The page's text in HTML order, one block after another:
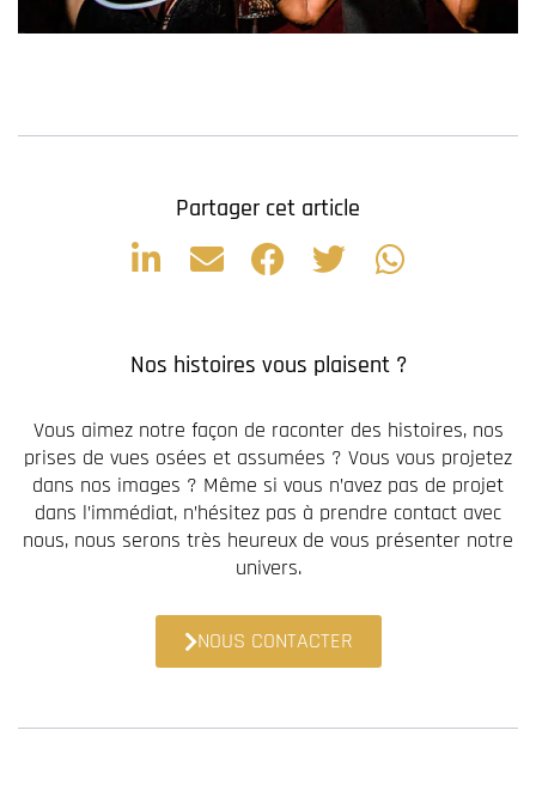
Partager cet article
Nos histoires vous plaisent ?
Vous aimez notre façon de raconter des histoires, nos
prises de vues osées et assumées ? Vous vous projetez
dans nos images ? Même si vous n’avez pas de projet
dans l’immédiat, n’hésitez pas à prendre contact avec
nous, nous serons très heureux de vous présenter notre
univers.
NOUS CONTACTER